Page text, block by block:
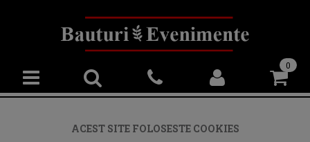
0
ACEST SITE FOLOSESTE COOKIES